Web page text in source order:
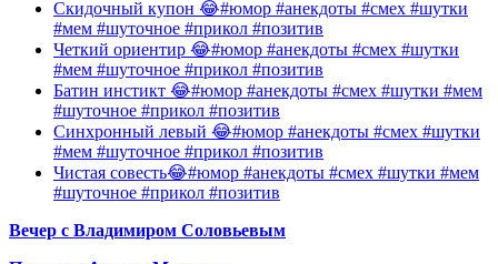
Скидочный купон 😂#юмор #анекдоты #смех #шутки
#мем #шуточное #прикол #позитив
Четкий ориентир 😂#юмор #анекдоты #смех #шутки
#мем #шуточное #прикол #позитив
Батин инстикт 😂#юмор #анекдоты #смех #шутки #мем
#шуточное #прикол #позитив
Синхронный левый 😂#юмор #анекдоты #смех #шутки
#мем #шуточное #прикол #позитив
Чистая совесть😂#юмор #анекдоты #смех #шутки #мем
#шуточное #прикол #позитив
Вечер с Владимиром Соловьевым